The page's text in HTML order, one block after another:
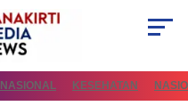
KESEHATAN